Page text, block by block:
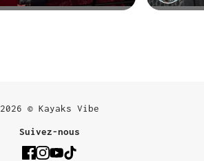
2026 © Kayaks Vibe
Suivez-nous